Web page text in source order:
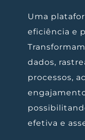
Uma
eficiência e
dados,
processos,
efetiva e